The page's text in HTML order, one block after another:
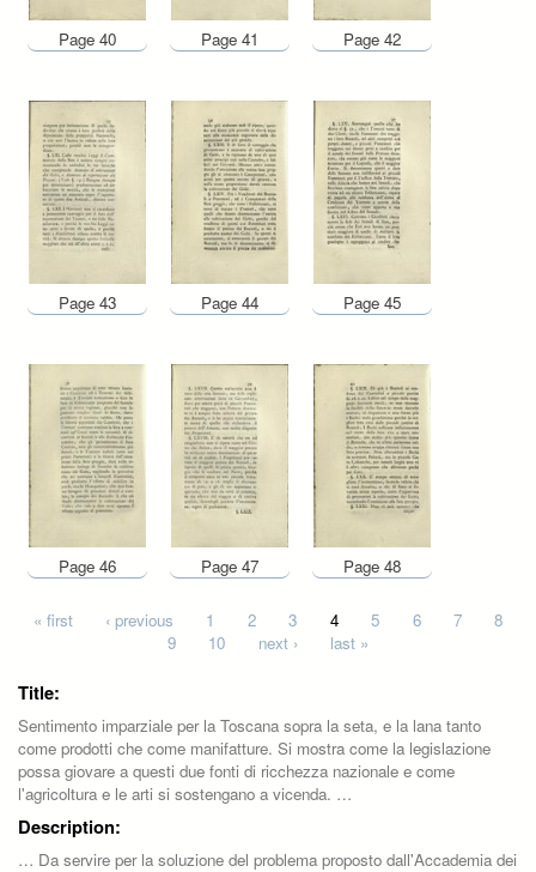
Page 40 Page 41 Page 42
Page 43 Page 44 Page 45
Page 46 Page 47 Page 48
Pages
« first ‹ previous 1 2 3 4 5 6 7
8
9
10 next › last »
Title:
Sentimento imparziale per la Toscana sopra la seta, e la lana tanto
come prodotti che come manifatture. Si mostra come la legislazione
possa giovare a questi due fonti di ricchezza nazionale e come
l'agricoltura e le arti si sostengano a vicenda. …
Description:
… Da servire per la soluzione del problema proposto dall'Accademia dei